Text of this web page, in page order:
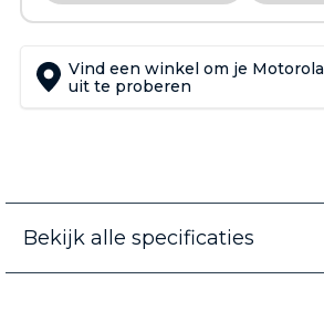
Vind een winkel om je Motorola
uit te proberen
Bekijk alle specificaties